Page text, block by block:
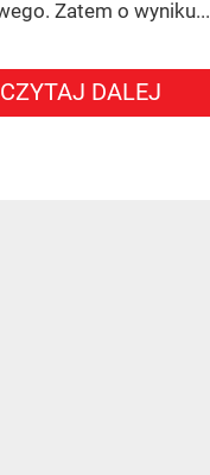
Zatem o wyniku...
CZYTAJ DALEJ